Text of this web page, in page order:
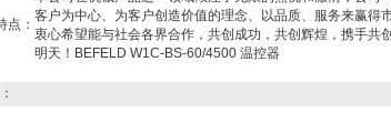
点：
客户为中心、为客户创造价值的理念、以品质、服务来赢得
衷心希望能与社会各界合作，共创成功，共创辉煌，携手共
明天！BEFELD W1C-BS-60/4500 温控器